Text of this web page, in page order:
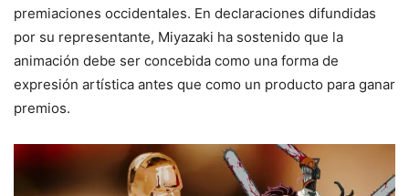
premiaciones occidentales. En declaraciones difundidas
por su representante, Miyazaki ha sostenido que la
animación debe ser concebida como una forma de
expresión artística antes que como un producto para ganar
premios.